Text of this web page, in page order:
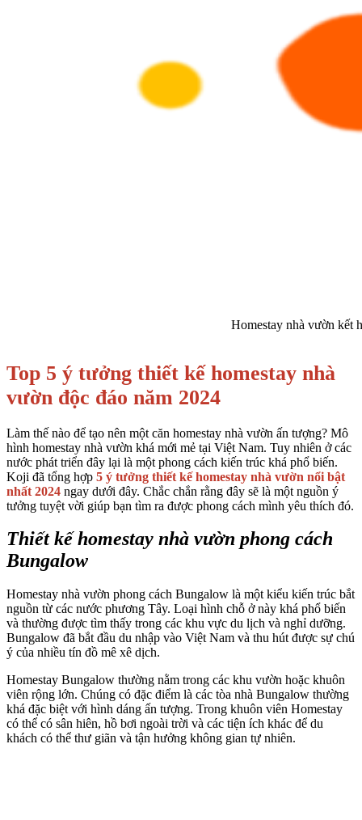
Homestay nhà vườn kết
Top 5 ý tưởng thiết kế homestay nhà
vườn độc đáo năm 2024
Làm thế nào để tạo nên một căn homestay nhà vườn ấn tượng? Mô
hình homestay nhà vườn khá mới mẻ tại Việt Nam. Tuy nhiên ở các
nước phát triển đây lại là một phong cách kiến trúc khá phổ biến.
Koji đã tổng hợp 5 ý tưởng thiết kế homestay nhà vườn nổi bật
nhất 2024 ngay dưới đây. Chắc chắn rằng đây sẽ là một nguồn ý
tưởng tuyệt vời giúp bạn tìm ra được phong cách mình yêu thích đó.
Thiết kế homestay nhà vườn phong cách
Bungalow
Homestay nhà vườn phong cách Bungalow là một kiểu kiến trúc bắt
nguồn từ các nước phương Tây. Loại hình chỗ ở này khá phổ biến
và thường được tìm thấy trong các khu vực du lịch và nghỉ dưỡng.
Bungalow đã bắt đầu du nhập vào Việt Nam và thu hút được sự chú
ý của nhiều tín đồ mê xê dịch.
Homestay Bungalow thường nằm trong các khu vườn hoặc khuôn
viên rộng lớn. Chúng có đặc điểm là các tòa nhà Bungalow thường
khá đặc biệt với hình dáng ấn tượng. Trong khuôn viên Homestay
có thể có sân hiên, hồ bơi ngoài trời và các tiện ích khác để du
khách có thể thư giãn và tận hưởng không gian tự nhiên.